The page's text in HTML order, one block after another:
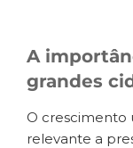
A
grandes
O crescimento
relevante a